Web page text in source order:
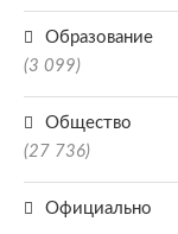
Образование
(3 099)
Общество
(27 736)
Официально